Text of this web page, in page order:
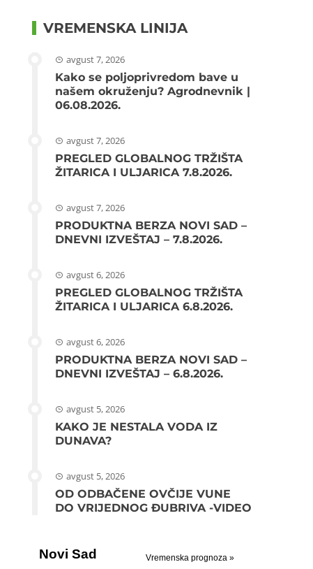
VREMENSKA LINIJA
avgust 7, 2026
Kako se poljoprivredom bave u
našem okruženju? Agrodnevnik |
06.08.2026.
avgust 7, 2026
PREGLED GLOBALNOG TRŽIŠTA
ŽITARICA I ULJARICA 7.8.2026.
avgust 7, 2026
PRODUKTNA BERZA NOVI SAD –
DNEVNI IZVEŠTAJ – 7.8.2026.
avgust 6, 2026
PREGLED GLOBALNOG TRŽIŠTA
ŽITARICA I ULJARICA 6.8.2026.
avgust 6, 2026
PRODUKTNA BERZA NOVI SAD –
DNEVNI IZVEŠTAJ – 6.8.2026.
avgust 5, 2026
KAKO JE NESTALA VODA IZ
DUNAVA?
avgust 5, 2026
OD ODBAČENE OVČIJE VUNE
DO VRIJEDNOG ĐUBRIVA -VIDEO